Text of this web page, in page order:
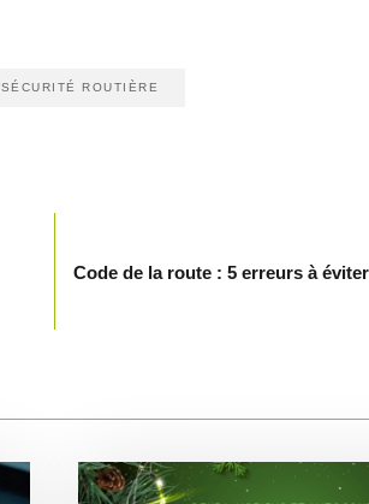
SÉCURITÉ ROUTIÈRE
Code de la route : 5 erreurs à